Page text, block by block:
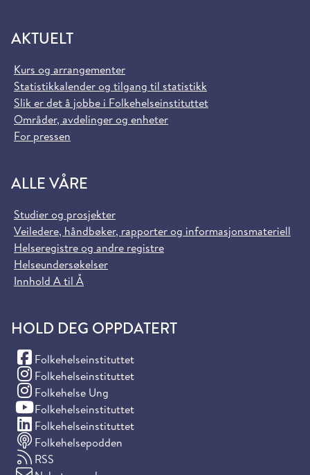
AKTUELT
Kurs og arrangementer
Statistikkalender og tilgang til statistikk
Slik er det å jobbe i Folkehelseinstituttet
Områder, avdelinger og enheter
For pressen
ALLE VÅRE
Studier og prosjekter
Veiledere, håndbøker, rapporter og informasjonsmateriell
Helseregistre og andre registre
Helseundersøkelser
Innhold A til Å
HOLD DEG OPPDATERT
Folkehelseinstituttet
(Facebook)
Folkehelseinstituttet
(Instagram)
Folkehelse Ung
(Instagram)
Folkehelseinstituttet
(YouTube)
Folkehelseinstituttet
(LinkedIn)
Folkehelsepodden
RSS